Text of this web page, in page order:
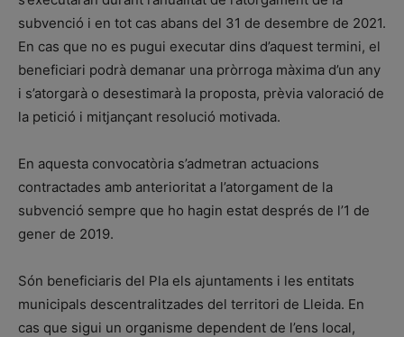
subvenció i en tot cas abans del 31 de desembre de 2021.
En cas que no es pugui executar dins d’aquest termini, el
beneficiari podrà demanar una pròrroga màxima d’un any
i s’atorgarà o desestimarà la proposta, prèvia valoració de
la petició i mitjançant resolució motivada.
En aquesta convocatòria s’admetran actuacions
contractades amb anterioritat a l’atorgament de la
subvenció sempre que ho hagin estat després de l’1 de
gener de 2019.
Són beneficiaris del Pla els ajuntaments i les entitats
municipals descentralitzades del territori de Lleida. En
cas que sigui un organisme dependent de l’ens local,